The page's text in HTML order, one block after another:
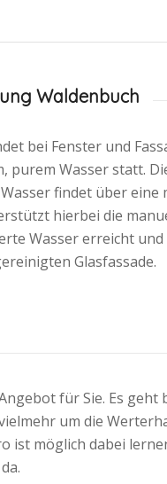
Waldenbuch
bei Fenster und
Wasser statt.
findet über
hierbei die
Wasser erreicht
Glasfassade.
für Sie. Es
um die
ist möglich dabei